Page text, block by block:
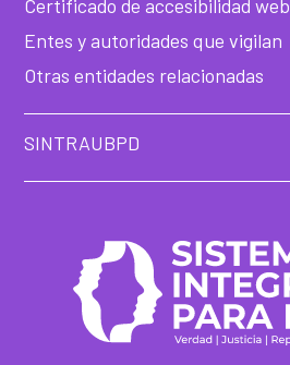
Certificado de accesibilidad web
Entes y autoridades que vigilan
Otras entidades relacionadas
SINTRAUBPD